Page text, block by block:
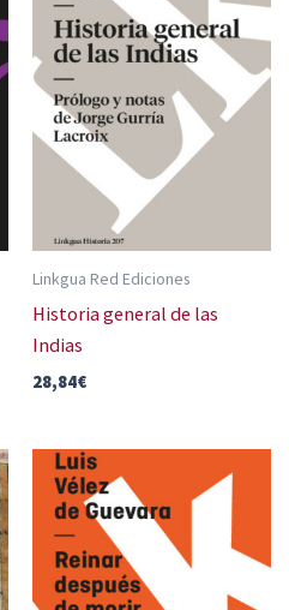
Linkgua Red Ediciones
Historia general de las
Indias
28,84€